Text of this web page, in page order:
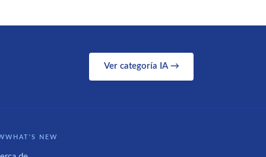
Ver categoría IA →
NEW